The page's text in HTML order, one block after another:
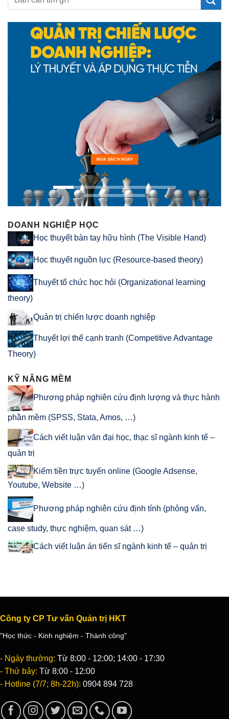
MUA SÁCH NGAY
DOANH NGHIỆP HỌC
Học thuyết bàn tay hữu hình (The Visible Hand)
Học thuyết nguồn lực (Resource-based theory)
Thuyết tổ chức học hỏi (Organizational learning
theory)
Quản trị chiến lược doanh nghiệp
Thuyết lợi thế cạnh tranh (Competitive Advantage
Theory)
KỸ NĂNG MỀM
Phương pháp nghiên cứu định lượng và thực hành
phần mềm (SPSS, Stata, Amos, …)
Cách viết luận văn đại học, thạc sĩ ngành kinh tế –
quản trị
Kiếm tiền trực tuyến online (Google Adsense,
Youtube, Website …)
Phương pháp nghiên cứu định tính (phỏng vấn,
case study, thực nghiệm, quan sát …)
Cách viết luận án tiến sĩ ngành kinh tế – quản trị
Công ty CP Tư vấn Quản trị HKT
"Học thức - Kinh nghiệm - Thành công"
- Ngày thường: Từ 8:00 - 12:00; 14:00 - 17:30
- Thứ bảy: Từ 8:00 - 12:00
- Hotline (7/7; 8h-22h): 0904 894 728